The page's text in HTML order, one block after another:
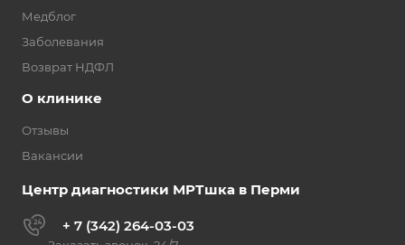
Медблог
Заболевания
Возврат НДФЛ
О клинике
Отзывы
Вакансии
Центр диагностики МРТшка в Перми
+ 7 (342) 264-03-03